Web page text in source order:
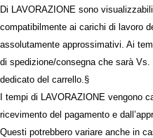
Di LAVORAZIONE sono
compatibilmente ai carichi di lavoro
assolutamente approssimativi. Ai
di spedizione/consegna che sarà
dedicato del carrello.§
I tempi di LAVORAZIONE vengono
ricevimento del pagamento e
Questi potrebbero variare anche in